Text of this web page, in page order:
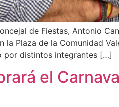
de Fiestas, Antonio
la Plaza de la Comunidad
por distintos integrantes […]
el